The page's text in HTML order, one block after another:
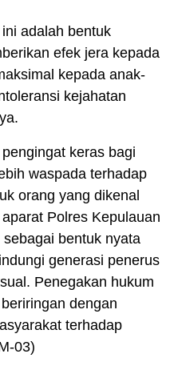
adalah bentuk
efek jera kepada
kepada anak-
kejahatan
keras bagi
waspada terhadap
orang yang dikenal
Polres Kepulauan
bentuk nyata
generasi penerus
Penegakan hukum
dengan
terhadap
03)